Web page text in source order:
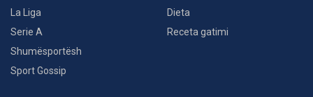
La Liga
Serie A
Shumësportësh
Sport Gossip
Dieta
Receta gatimi